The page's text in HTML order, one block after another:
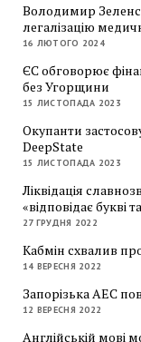
Володимир
легалізацію
16 ЛЮТОГО 2024
ЄС обговорює
без Угорщини
15 ЛИСТОПАДА 2023
Окупанти
DeepState
15 ЛИСТОПАДА 2023
Ліквідація
«відповідає букві
27 ГРУДНЯ 2022
Кабмін схвалив
14 ВЕРЕСНЯ 2022
Запорізька АЕС
12 ВЕРЕСНЯ 2022
Англійській мові